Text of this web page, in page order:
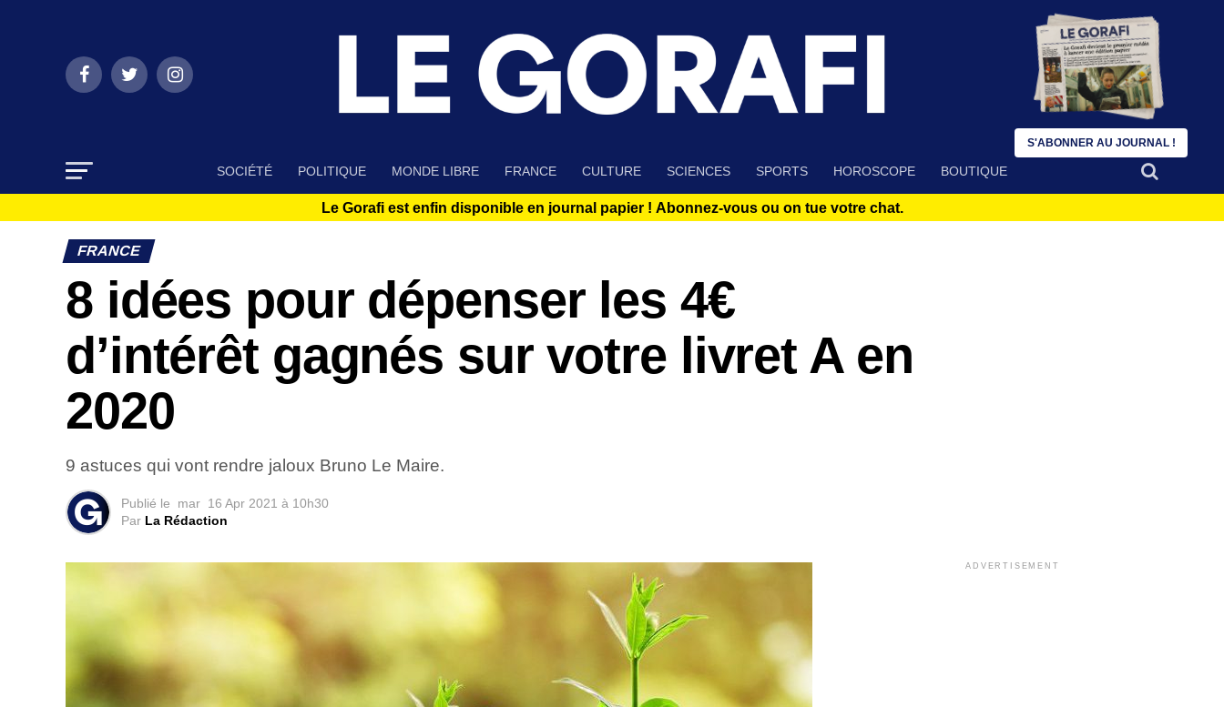
SOCIÉTÉ POLITIQUE MONDE LIBRE FRANCE CULTURE SCIENCES SPORTS HOROSCOPE BOUTIQUE
Le Gorafi est enfin disponible en journal papier ! Abonnez-vous ou on tue votre chat.
FRANCE
8 idées pour dépenser les 4€
d’intérêt gagnés sur votre livret A en
2020
9 astuces qui vont rendre jaloux Bruno Le Maire.
Publié le mar 16 Apr 2021 à 10h30
Par La Rédaction
ADVERTISEMENT
S'ABONNER AU JOURNAL !